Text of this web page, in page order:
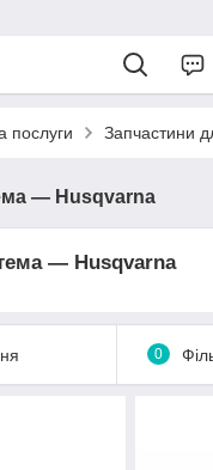
послуги Запчастини
— Husqvarna
— Husqvarna
0